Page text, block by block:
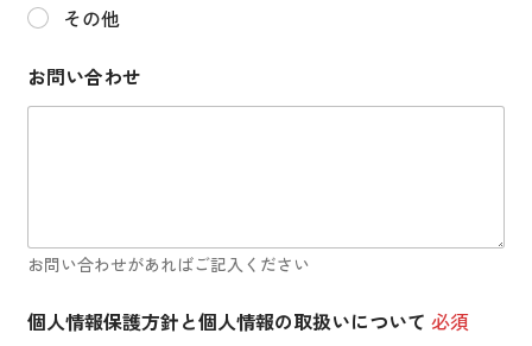
その他
お問い合わせ
お問い合わせがあればご記入ください
個人情報保護方針と個人情報の取扱いについて必須